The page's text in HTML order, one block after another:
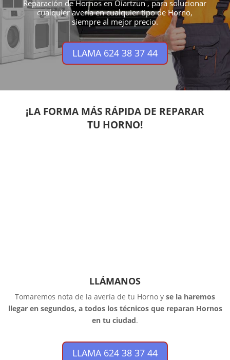
Reparación de Hornos en Oiartzun , para solucionar
cualquier avería en cualquier tipo de Horno,
siempre al mejor precio.
LLAMA 624 38 37 44
¡LA FORMA MÁS RÁPIDA DE REPARAR
TU HORNO!
LLÁMANOS
Tomaremos nota de la avería de tu Horno y se la haremos
llegar en segundos, a todos los técnicos que reparan Hornos
en tu ciudad.
LLAMA 624 38 37 44